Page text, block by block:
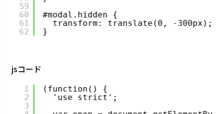
59
60
61
62
#modal.hidden {
transform: translate(0, -300px);
}
jsコード
1
2
3
(function() {
'use strict';